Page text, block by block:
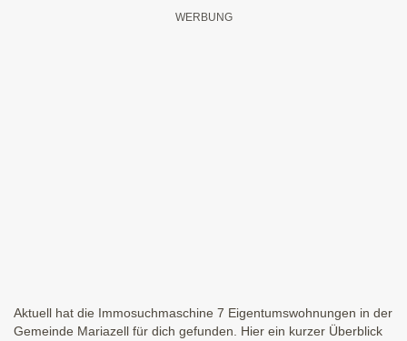
Aktuell hat die Immosuchmaschine 7 Eigentumswohnungen in der
Gemeinde Mariazell für dich gefunden. Hier ein kurzer Überblick